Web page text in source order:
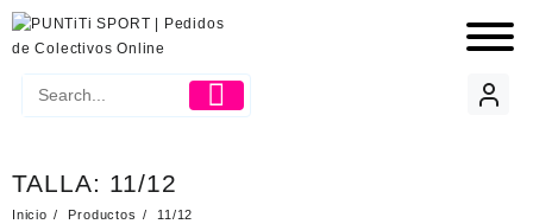
TALLA: 11/12
Inicio Productos 11/12